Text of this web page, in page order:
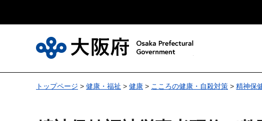
トップページ > 健康・福祉 > 健康 > こころの健康・自殺対策 > 精神保